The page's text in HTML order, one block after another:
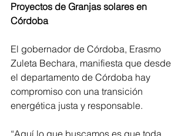
Proyectos de Granjas solares en
Córdoba
El gobernador de Córdoba, Erasmo
Zuleta Bechara, manifiesta que desde
el departamento de Córdoba hay
compromiso con una transición
energética justa y responsable.